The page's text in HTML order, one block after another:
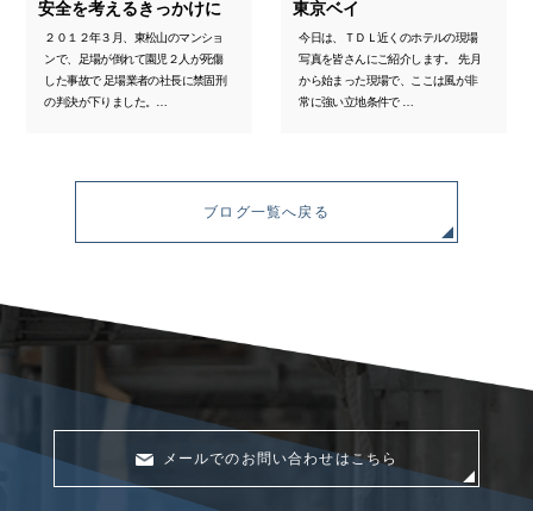
安全を考えるきっかけに
２０１２年３月、東松山のマンショ
ンで、足場が倒れて園児２人が死傷
した事故で 足場業者の社長に禁固刑
の判決が下りました。…
東京ベイ
今日は、ＴＤＬ近くのホテルの現場
写真を皆さんにご紹介します。 先月
から始まった現場で、ここは風が非
常に強い立地条件で …
ブログ一覧へ戻る
メールでのお問い合わせはこちら